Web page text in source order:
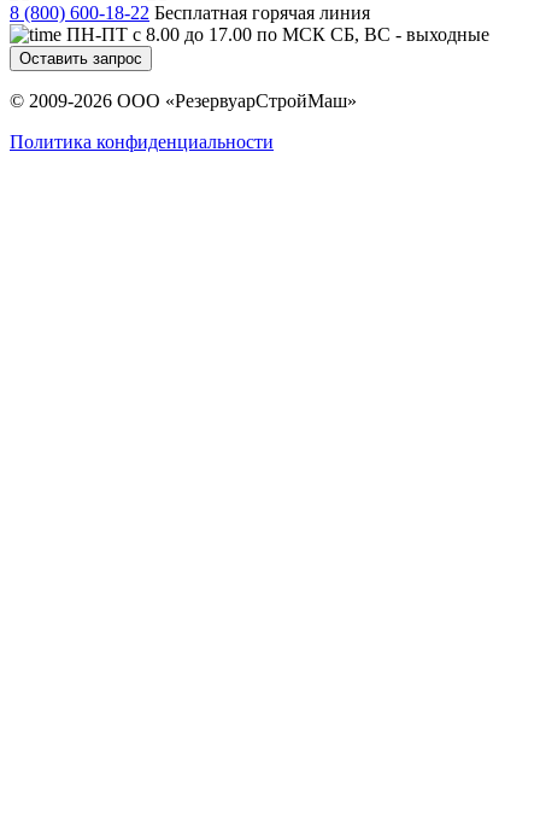
8 (800) 600-18-22 Бесплатная горячая линия
ПН-ПТ с 8.00 до 17.00 по МСК СБ, ВС - выходные
Оставить запрос
© 2009-2026 ООО «РезервуарСтройМаш»
Политика конфиденциальности